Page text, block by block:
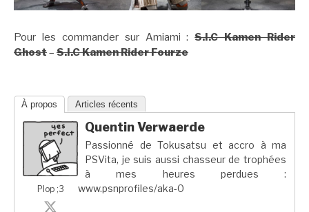
Pour les commander sur Amiami :S.I.C Kamen Rider
Ghost– S.I.C Kamen Rider Fourze
À propos Articles récents
Plop ;3
Quentin Verwaerde
Passionné de Tokusatsu et accro à ma
PSVita, je suis aussi chasseur de trophées
à mes heures perdues :
www.psnprofiles/aka-0